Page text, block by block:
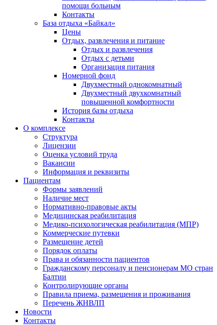
помощи больным
Контакты
База отдыха «Байкал»
Цены
Отдых, развлечения и питание
Отдых и развлечения
Отдых с детьми
Организация питания
Номерной фонд
Двухместный однокомнатный
Двухместный двухкомнатный
повышенной комфортности
История базы отдыха
Контакты
О комплексе
Структура
Лицензии
Оценка условий труда
Вакансии
Информация и реквизиты
Пациентам
Формы заявлений
Наличие мест
Нормативно-правовые акты
Медицинская реабилитация
Медико-психологическая реабилитация (МПР)
Коммерческие путевки
Размещение детей
Порядок оплаты
Права и обязанности пациентов
Гражданскому персоналу и пенсионерам МО стран
Балтии
Контролирующие органы
Правила приема, размещения и проживания
Перечень ЖНВЛП
Новости
Контакты